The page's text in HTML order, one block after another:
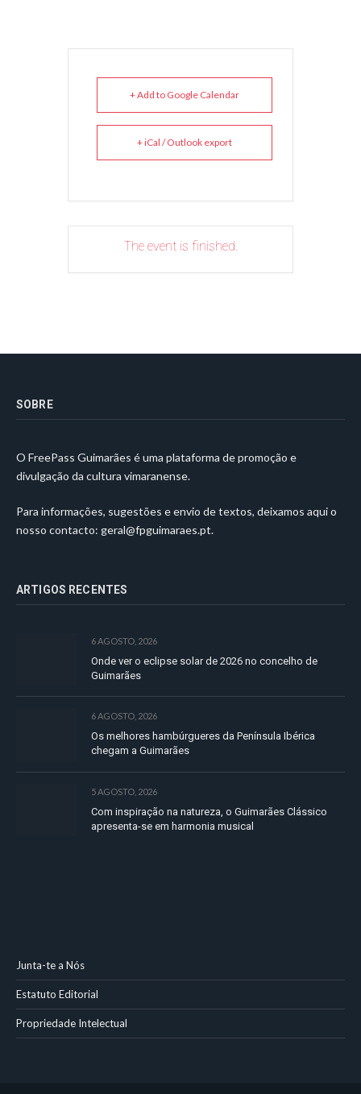
+ Add to Google Calendar
+ iCal / Outlook export
The event is finished.
SOBRE
O FreePass Guimarães é uma plataforma de promoção e
divulgação da cultura vimaranense.
Para informações, sugestões e envio de textos, deixamos aqui o
nosso contacto: geral@fpguimaraes.pt.
ARTIGOS RECENTES
6 AGOSTO, 2026
Onde ver o eclipse solar de 2026 no concelho de
Guimarães
6 AGOSTO, 2026
Os melhores hambúrgueres da Península Ibérica
chegam a Guimarães
5 AGOSTO, 2026
Com inspiração na natureza, o Guimarães Clássico
apresenta-se em harmonia musical
Junta-te a Nós
Estatuto Editorial
Propriedade Intelectual